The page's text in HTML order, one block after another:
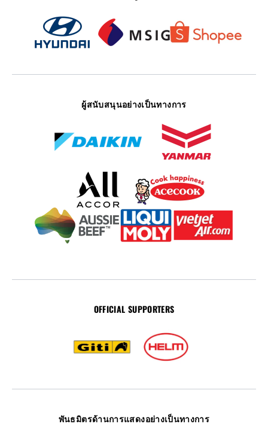
ผู้สนับสนุนอย่างเป็นทางการ
OFFICIAL SUPPORTERS
พันธมิตรด้านการแสดงอย่างเป็นทางการ